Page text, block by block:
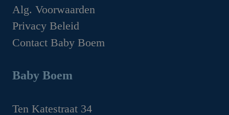
Alg. Voorwaarden
Privacy Beleid
Contact Baby Boem
Baby Boem
Ten Katestraat 34